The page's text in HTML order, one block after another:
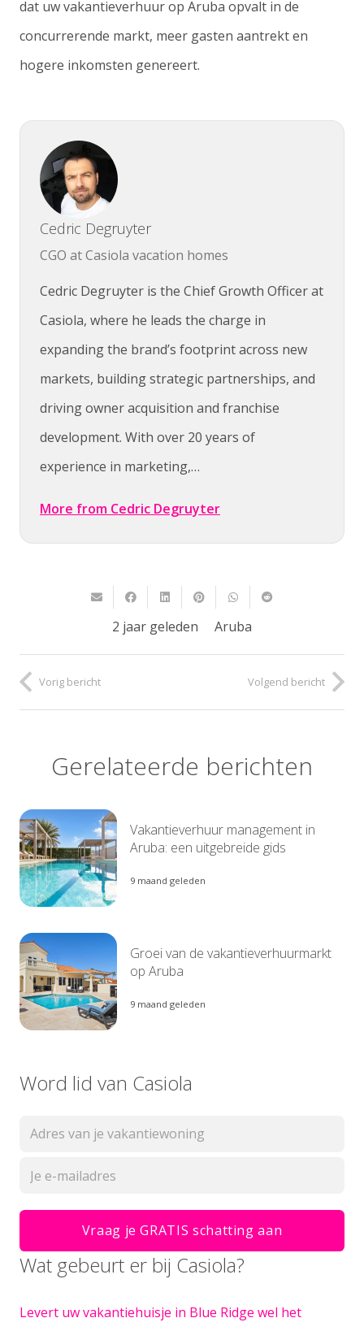
dat uw vakantieverhuur op Aruba opvalt in de
concurrerende markt, meer gasten aantrekt en
hogere inkomsten genereert.
Cedric Degruyter
CGO at Casiola vacation homes
Cedric Degruyter is the Chief Growth Officer at
Casiola, where he leads the charge in
expanding the brand’s footprint across new
markets, building strategic partnerships, and
driving owner acquisition and franchise
development. With over 20 years of
experience in marketing,…
More from Cedric Degruyter
2 jaar geleden Aruba
Vorig bericht Volgend bericht
Gerelateerde berichten
Vakantieverhuur management in
Aruba: een uitgebreide gids
9 maand geleden
Groei van de vakantieverhuurmarkt
op Aruba
9 maand geleden
Word lid van Casiola
Wat gebeurt er bij Casiola?
Levert uw vakantiehuisje in Blue Ridge wel het